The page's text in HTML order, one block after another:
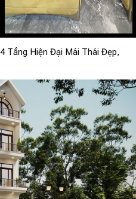
Tầng Hiện Đại Mái Thái Đẹp,